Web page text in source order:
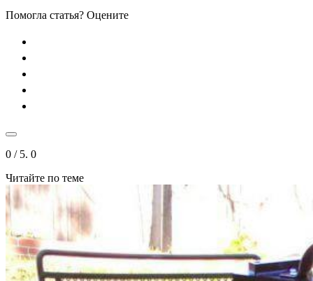
Помогла статья? Оцените
0 / 5. 0
Читайте по теме